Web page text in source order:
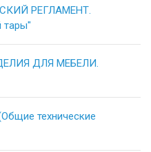
РЕГЛАМЕНТ.
тары"
ДЛЯ МЕБЕЛИ.
технические